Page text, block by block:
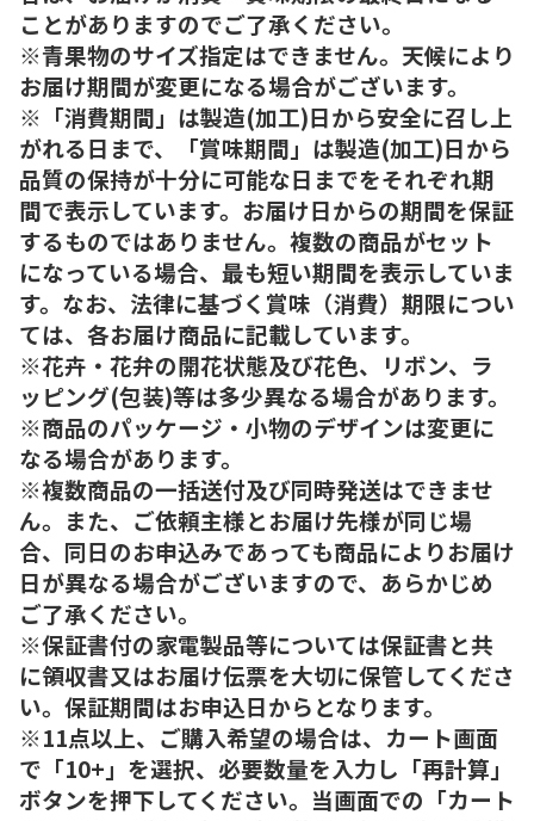
ことがありますのでご了承ください。
※青果物のサイズ指定はできません。天候により
お届け期間が変更になる場合がございます。
※「消費期間」は製造(加工)日から安全に召し上
がれる日まで、「賞味期間」は製造(加工)日から
品質の保持が十分に可能な日までをそれぞれ期
間で表示しています。お届け日からの期間を保証
するものではありません。複数の商品がセット
になっている場合、最も短い期間を表示していま
す。なお、法律に基づく賞味（消費）期限につい
ては、各お届け商品に記載しています。
※花卉・花弁の開花状態及び花色、リボン、ラ
ッピング(包装)等は多少異なる場合があります。
※商品のパッケージ・小物のデザインは変更に
なる場合があります。
※複数商品の一括送付及び同時発送はできませ
ん。また、ご依頼主様とお届け先様が同じ場
合、同日のお申込みであっても商品によりお届け
日が異なる場合がございますので、あらかじめ
ご了承ください。
※保証書付の家電製品等については保証書と共
に領収書又はお届け伝票を大切に保管してくださ
い。保証期間はお申込日からとなります。
※11点以上、ご購入希望の場合は、カート画面
で「10+」を選択、必要数量を入力し「再計算」
ボタンを押下してください。当画面での「カート